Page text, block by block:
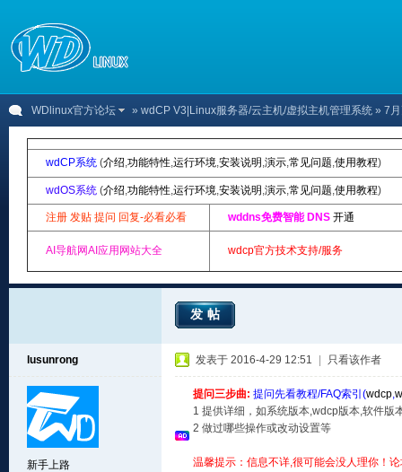
WDlinux官方论坛 » wdCP V3|Linux服务器/云主机/虚拟主机管理系统 » 7
wdCP系统 (介绍,功能特性,运行环境,安装说明 ,演示,常见问题,使用教程)
wdOS系统 (介绍,功能特性,运行环境,安装说明 ,演示,常见问题,使用教程)
注册 发贴 提问 回复-必看必看 wddns免费智能 DNS 开通
AI导航网AI应用网站大全 wdcp官方技术支持/服务
发帖
lusunrong
新手上路
发表于 2016-4-29 12:51 只看该作者
提问三步曲: 提问先看教程/FAQ索引(wdcp,
1 提供详细，如系统版本,wdcp版本,软件版
2 做过哪些操作或改动设置等
温馨提示：信息不详,很可能会没人理你！